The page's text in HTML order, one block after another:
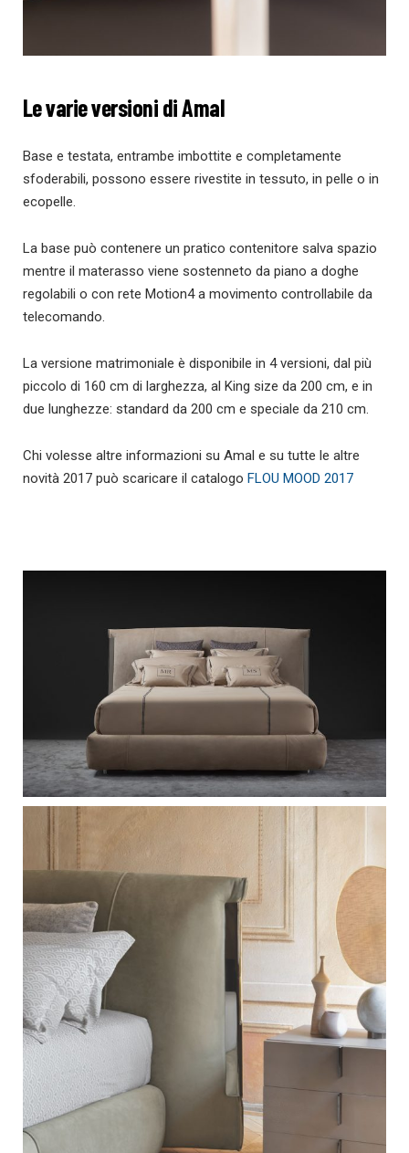
Le varie versioni di Amal
Base e testata, entrambe imbottite e completamente
sfoderabili, possono essere rivestite in tessuto, in pelle o in
ecopelle.
La base può contenere un pratico contenitore salva spazio
mentre il materasso viene sostenneto da piano a doghe
regolabili o con rete Motion4 a movimento controllabile da
telecomando.
La versione matrimoniale è disponibile in 4 versioni, dal più
piccolo di 160 cm di larghezza, al King size da 200 cm, e in
due lunghezze: standard da 200 cm e speciale da 210 cm.
Chi volesse altre informazioni su Amal e su tutte le altre
novità 2017 può scaricare il catalogo FLOU MOOD 2017